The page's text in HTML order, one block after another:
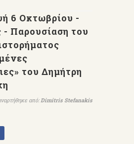
6 Οκτωβρίου -
- Παρουσίαση του
του Δημήτρη
από:Dimitris Stefanakis